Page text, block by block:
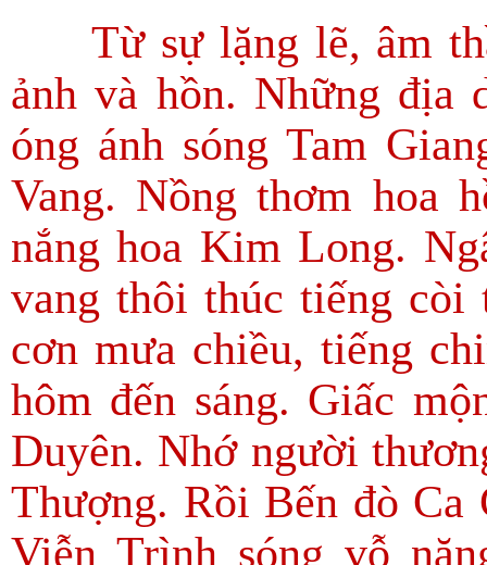
Từ sự lặng lẽ, âm
ảnh và hồn. Những địa
óng ánh sóng Tam
Vang. Nồng thơm hoa
nắng hoa Kim Long.
vang thôi thúc tiếng còi
cơn mưa chiều, tiếng
hôm đến sáng. Giấc
Duyên. Nhớ người
Thượng. Rồi Bến đò
Viễn Trình sóng vỗ